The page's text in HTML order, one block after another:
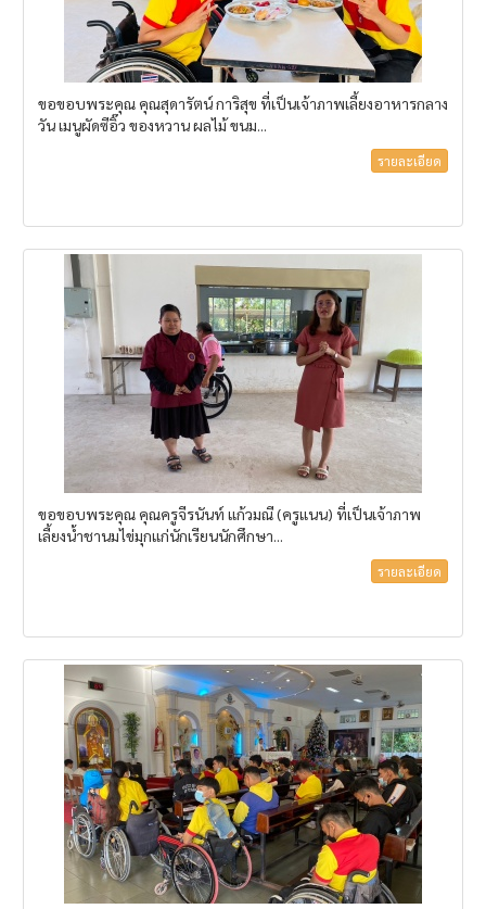
ขอขอบพระคุณ คุณสุดารัตน์ การิสุข ที่เป็นเจ้าภาพเลี้ยงอาหารกลาง
วัน เมนูผัดซีอิ๊ว ของหวาน ผลไม้ ขนม...
รายละเอียด
ขอขอบพระคุณ คุณครูจีรนันท์ แก้วมณี (ครูแนน) ที่เป็นเจ้าภาพ
เลี้ยงน้ำชานมไข่มุกแก่นักเรียนนักศึกษา...
รายละเอียด